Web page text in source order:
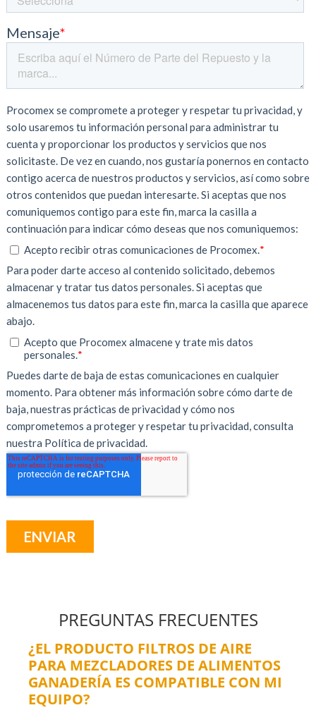
PREGUNTAS FRECUENTES
¿EL PRODUCTO FILTROS DE AIRE
PARA MEZCLADORES DE ALIMENTOS
GANADERÍA ES COMPATIBLE CON MI
EQUIPO?